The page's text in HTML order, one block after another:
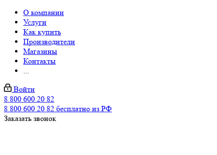
О компании
Услуги
Как купить
Производители
Магазины
Контакты
...
Войти
8 800 600 20 82
8 800 600 20 82 бесплатно из РФ
Заказать звонок